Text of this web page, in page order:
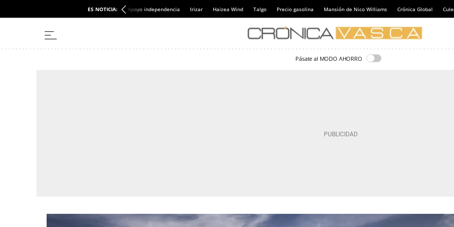
ES NOTICIA: Apoyo independencia Irizar Haizea Wind Talgo Precio gasolina Mansión de Nico Williams Crónica Global
Pásate al MODO AHORRO